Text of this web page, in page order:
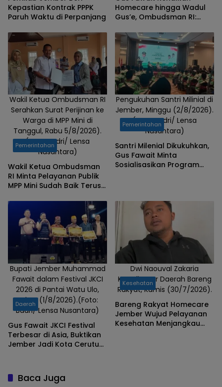
Kepastian Kontrak PPPK
Paruh Waktu di Perpanjang
Homecare hingga Wadul
Gus’e, Ombudsman RI:
Layanan Kualitas
Wakil Ketua Ombudsman RI
Serahkan Surat Perijinan ke
Warga di MPP Mini di
Tanggul, Rabu 5/8/2026).
(Foto: Badri/ Lensa
Nusantara)
Pemerintahan
Wakil Ketua Ombudsman
RI Minta Pelayanan Publik
MPP Mini Sudah Baik Terus
Pengukuhan Santri Milinial di
Jember, Minggu (2/8/2026).
(Foto: Badri/ Lensa
Nusantara)
Pemerintahan
Santri Milenial Dikukuhkan,
Gus Fawait Minta
Sosialisasikan Program
Bupati Jember Muhammad
Fawait dalam Festival JKCI
2026 di Pantai Watu Ulo,
Sabtu (1/8/2026).(Foto:
Badri/ Lensa Nusantara)
Daerah
Gus Fawait JKCI Festival
Terbesar di Asia, Buktikan
Jember Jadi Kota Cerutu
Dwi Naouval Zakaria
Koordinator Daerah Bareng
Rakyat, Kamis (30/7/2026).
Kesehatan
Bareng Rakyat Homecare
Jember Wujud Pelayanan
Kesehatan Menjangkau
Baca Juga